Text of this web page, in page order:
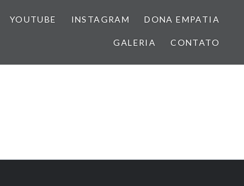
YOUTUBE INSTAGRAM DONA EMPATIA
GALERIA CONTATO